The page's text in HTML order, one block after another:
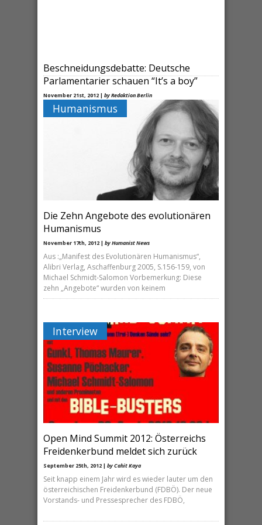
Beschneidungsdebatte: Deutsche
Parlamentarier schauen “It’s a boy”
November 21st, 2012 | by Redaktion Berlin
„Zeit für einen historischen Wandel in Sachen
Beschneidung“ gbs präsentiert britischen Film „It’s a
boy!“ erstmals in Deutschland Berlin. (HN)
Humanismus
Die Zehn Angebote des evolutionären
Humanismus
November 17th, 2012 | by Humanist News
Aus :„Manifest des Evolutionären Humanismus“,
Alibri Verlag, Aschaffenburg 2005, S.156-159, von
Michael Schmidt-Salomon Vorbemerkung: Diese
zehn „Angebote“ wurden von keinem
Interview
Open Mind Summit 2012: Österreichs
Freidenkerbund meldet sich zurück
September 25th, 2012 | by Cahit Kaya
Seit knapp einem Jahr wird es wieder lauter um den
österreichischen Freidenkerbund (FDBÖ). Der neue
Vorstands- und Pressesprecher des FDBÖ,